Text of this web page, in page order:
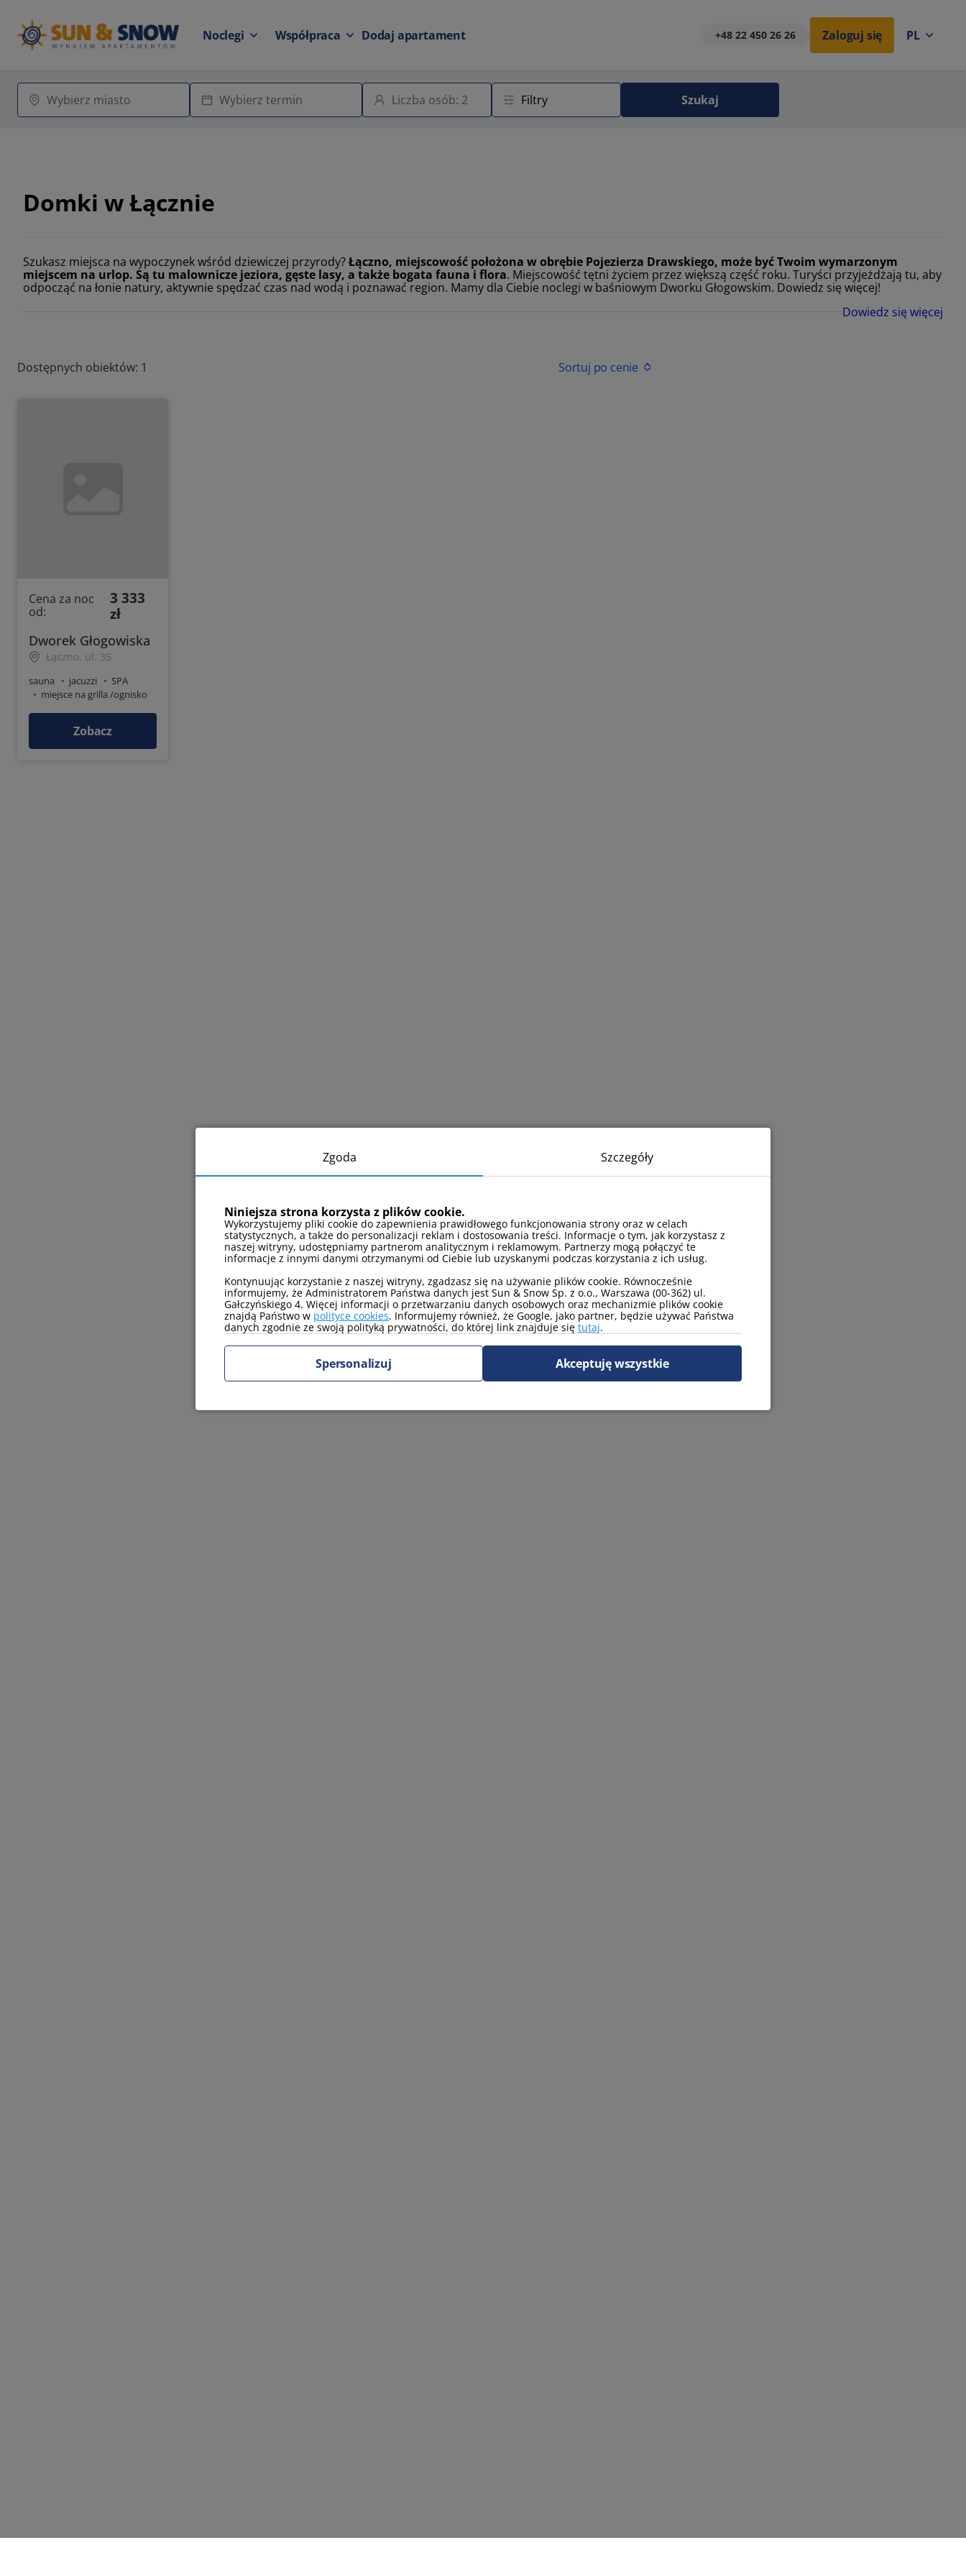
Noclegi Współpraca Dodaj apartament +48 22 450 26 26 Zaloguj się PL
Szukaj
Domki w Łącznie
Szukasz miejsca na wypoczynek wśród dziewiczej przyrody?Łączno, miejscowość położona w obrębie Pojezierza Drawskiego, może być Twoim wymarzonym
miejscem na urlop. Są tu malownicze jeziora, gęste lasy, a także bogata fauna i flora. Miejscowość tętni życiem przez większą część roku. Turyści przyjeżdżają tu, aby
odpocząć na łonie natury, aktywnie spędzać czas nad wodą i poznawać region. Mamy dla Ciebie noclegi w baśniowym Dworku Głogowskim. Dowiedz się więcej!
Dowiedz się więcej
Dostępnych obiektów: 1 Sortuj po cenie
Cena za noc
od:
3 333
zł
Dworek Głogowiska
Łączno, ul. 35
sauna jacuzzi
SPA
miejsce na grilla /ognisko
Zobacz
Zgoda Szczegóły
Niniejsza strona korzysta z plików cookie.
Wykorzystujemy pliki cookie do zapewnienia prawidłowego funkcjonowania strony oraz w celach
statystycznych, a także do personalizacji reklam i dostosowania treści. Informacje o tym, jak korzystasz z
naszej witryny, udostępniamy partnerom analitycznym i reklamowym. Partnerzy mogą połączyć te
informacje z innymi danymi otrzymanymi od Ciebie lub uzyskanymi podczas korzystania z ich usług.
Kontynuując korzystanie z naszej witryny, zgadzasz się na używanie plików cookie. Równocześnie
informujemy, że Administratorem Państwa danych jest Sun & Snow Sp. z o.o., Warszawa (00-362) ul.
Gałczyńskiego 4. Więcej informacji o przetwarzaniu danych osobowych oraz mechanizmie plików cookie
znajdą Państwo w polityce cookies. Informujemy również, że Google, jako partner, będzie używać Państwa
danych zgodnie ze swoją polityką prywatności, do której link znajduje się tutaj.
Spersonalizuj Akceptuję wszystkie